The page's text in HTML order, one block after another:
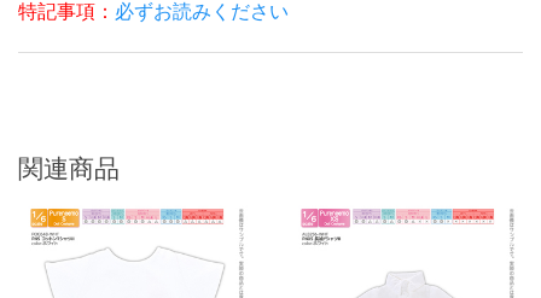
特記事項： 必ずお読みください
関連商品